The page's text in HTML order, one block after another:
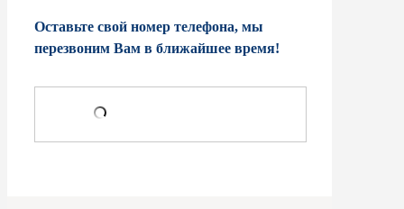
Оставьте свой номер телефона, мы
перезвоним Вам в ближайшее время!